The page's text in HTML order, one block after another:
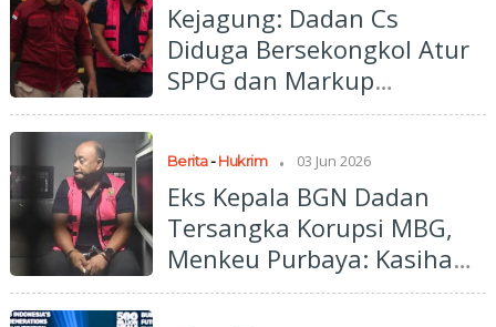
Kejagung: Dadan Cs
Diduga Bersekongkol Atur
SPPG dan Markup
Pengadaan MBG
Berita-Hukrim . 03 Jun 2026
Eks Kepala BGN Dadan
Tersangka Korupsi MBG,
Menkeu Purbaya: Kasihan
Amat